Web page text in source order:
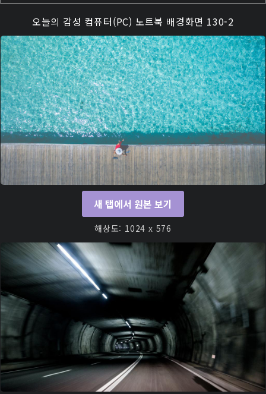
산업용 일체형PC
오늘의 감성 컴퓨터(PC) 노트북 배경화면 130-2
새 탭에서 원본 보기
해상도: 1024 x 576